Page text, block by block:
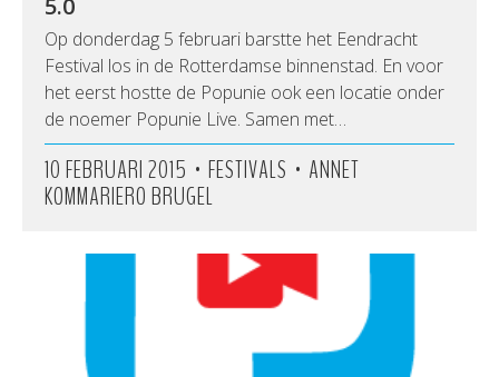
5.0
Op donderdag 5 februari barstte het Eendracht
Festival los in de Rotterdamse binnenstad. En voor
het eerst hostte de Popunie ook een locatie onder
de noemer Popunie Live. Samen met…
10 FEBRUARI 2015 • FESTIVALS • ANNET
KOMMARIERO BRUGEL